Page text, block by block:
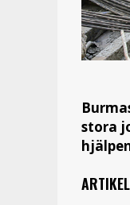
stora